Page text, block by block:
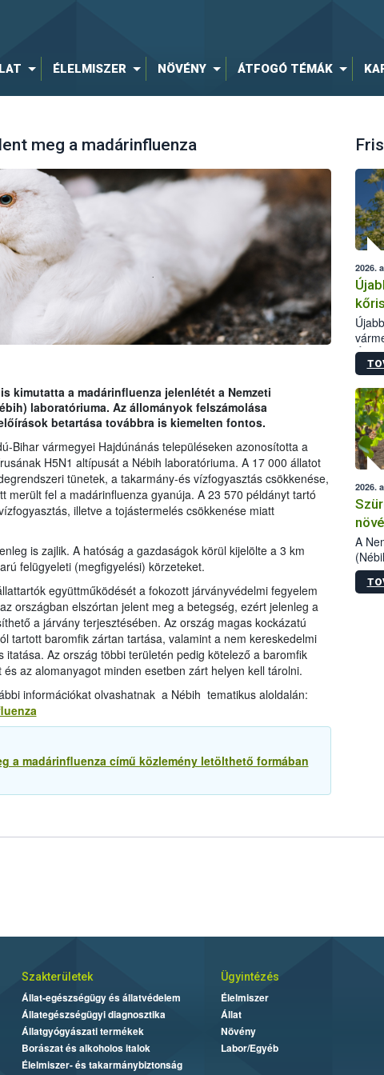
ÉLELMISZER NÖVÉNY ÁTFOGÓ TÉMÁK
meg a madárinfluenza
kimutatta a madárinfluenza jelenlétét a Nemzeti
laboratóriuma. Az állományok felszámolása
betartása továbbra is kiemelten fontos.
Bihar vármegyei Hajdúnánás településeken azonosította a
H5N1 altípusát a Nébih laboratóriuma. A 17 000 állatot
tünetek, a takarmány-és vízfogyasztás csökkenése,
merült fel a madárinfluenza gyanúja. A 23 570 példányt tartó
illetve a tojástermelés csökkenése miatt
is zajlik. A hatóság a gazdaságok körül kijelölte a 3 km
felügyeleti (megfigyelési) körzeteket.
együttműködését a fokozott járványvédelmi fegyelem
országban elszórtan jelent meg a betegség, ezért jelenleg a
a járvány terjesztésében. Az ország magas kockázatú
tartott baromfik zártan tartása, valamint a nem kereskedelmi
Az ország többi területén pedig kötelező a baromfik
az alomanyagot minden esetben zárt helyen kell tárolni.
információkat olvashatnak a Nébih tematikus aloldalán:
a madárinfluenza című közlemény letölthető formában
2026.
2026.
A
Szakterületek
Állat-egészségügy és állatvédelem
Állategészségügyi diagnosztika
Állatgyógyászati termékek
Borászat és alkoholos italok
Élelmiszer- és takarmánybiztonság
Ügyintézés
Élelmiszer
Állat
Növény
Labor/Egyéb